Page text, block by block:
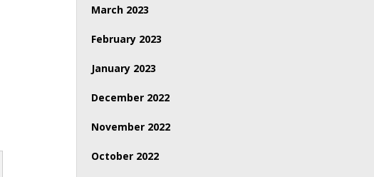
March 2023
February 2023
January 2023
December 2022
November 2022
October 2022